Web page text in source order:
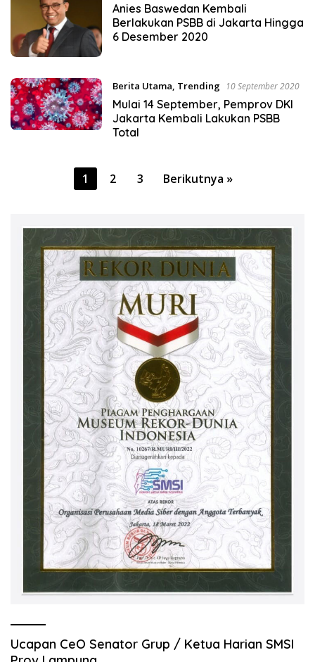
Anies Baswedan Kembali
Berlakukan PSBB di Jakarta Hingga
6 Desember 2020
Berita Utama, Trending 10 September 2020
Mulai 14 September, Pemprov DKI
Jakarta Kembali Lakukan PSBB
Total
1 2 3 Berikutnya »
Ucapan CeO Senator Grup / Ketua Harian SMSI